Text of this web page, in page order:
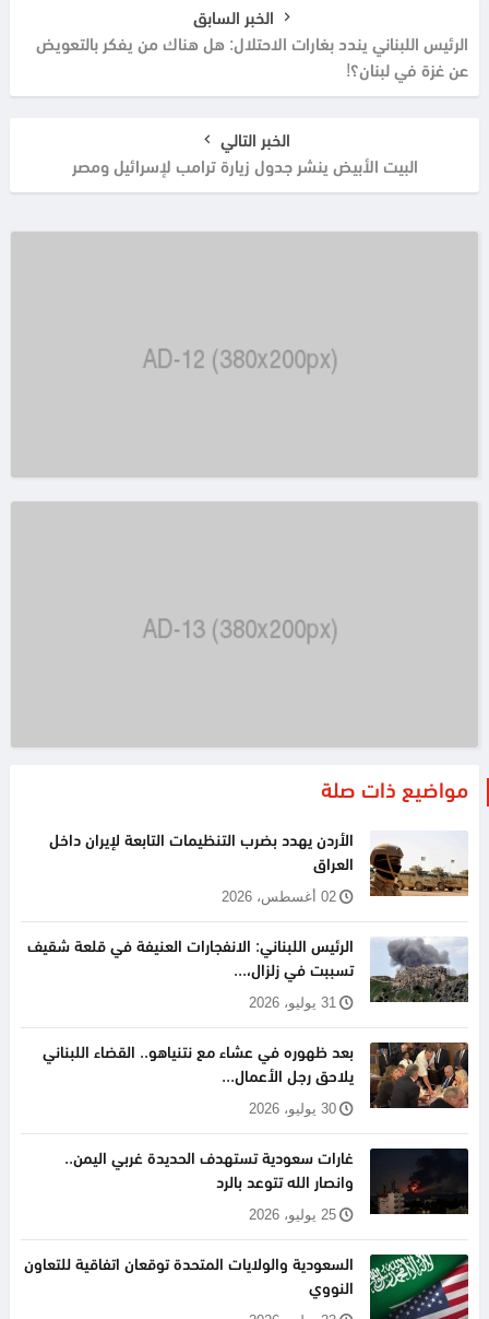
الخبر السابق
الرئيس اللبناني يندد بغارات الاحتلال: هل هناك من يفكر بالتعويض
عن غزة في لبنان؟!
الخبر التالي
البيت الأبيض ينشر جدول زيارة ترامب لإسرائيل ومصر
مواضيع ذات صلة
الأردن يهدد بضرب التنظيمات التابعة لإيران داخل
العراق
02 أغسطس، 2026
الرئيس اللبناني: الانفجارات العنيفة في قلعة شقيف
تسببت في زلزال،...
31 يوليو، 2026
بعد ظهوره في عشاء مع نتنياهو.. القضاء اللبناني
يلاحق رجل الأعمال...
30 يوليو، 2026
غارات سعودية تستهدف الحديدة غربي اليمن..
وانصار الله تتوعد بالرد
25 يوليو، 2026
السعودية والولايات المتحدة توقعان اتفاقية للتعاون
النووي